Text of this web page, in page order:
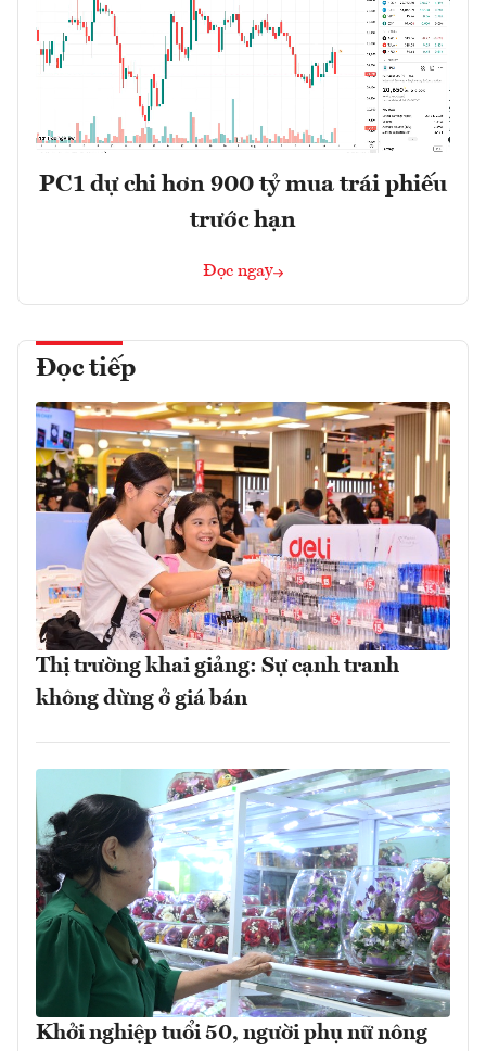
PC1 dự chi hơn 900 tỷ mua trái phiếu
trước hạn
Đọc ngay
Đọc tiếp
Thị trường khai giảng: Sự cạnh tranh
không dừng ở giá bán
Khởi nghiệp tuổi 50, người phụ nữ nông